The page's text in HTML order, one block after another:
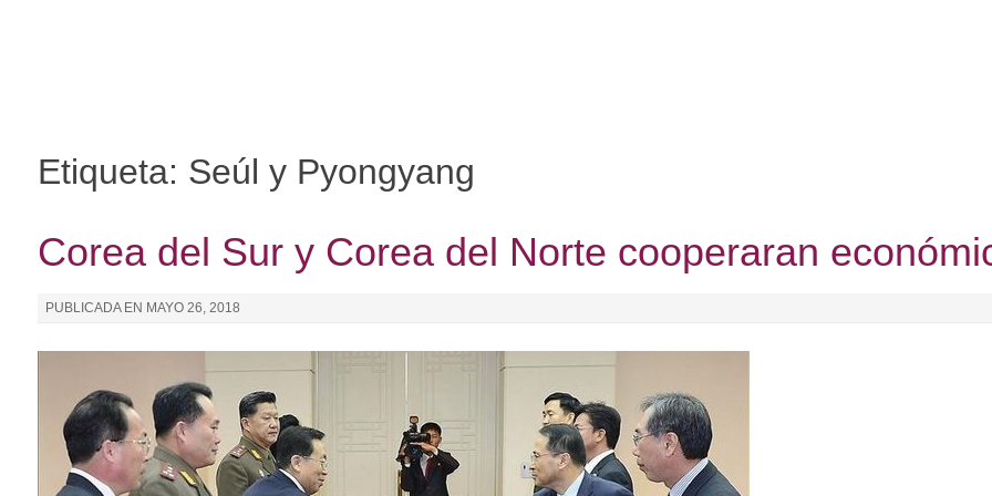
Etiqueta: Seúl y Pyongyang
Corea del Sur y Corea del Norte cooperaran
PUBLICADA EN MAYO 26, 2018